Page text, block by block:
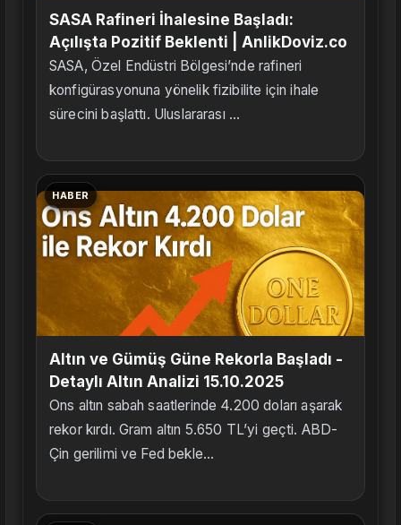
SASA Rafineri İhalesine Başladı:
Açılışta Pozitif Beklenti | AnlikDoviz.co
SASA, Özel Endüstri Bölgesi’nde rafineri
konfigürasyonuna yönelik fizibilite için ihale
sürecini başlattı. Uluslararası ...
HABER
Altın ve Gümüş Güne Rekorla Başladı -
Detaylı Altın Analizi 15.10.2025
Ons altın sabah saatlerinde 4.200 doları aşarak
rekor kırdı. Gram altın 5.650 TL’yi geçti. ABD-
Çin gerilimi ve Fed bekle...